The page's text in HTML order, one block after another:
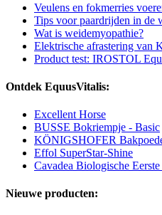
Veulens en fokmerries
Tips voor paardrijden in de
Wat is weidemyopathie?
Elektrische afrastering van
Product test: IROSTOL
Ontdek EquusVitalis:
Excellent Horse
BUSSE Bokriempje - Basic
KÖNIGSHOFER
Effol SuperStar-Shine
Cavadea Biologische
Nieuwe producten: